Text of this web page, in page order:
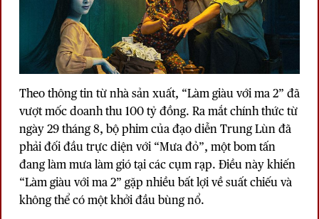
Theo thông tin từ nhà sản xuất, “Làm giàu với ma 2” đã
vượt mốc doanh thu 100 tỷ đồng. Ra mắt chính thức từ
ngày 29 tháng 8, bộ phim của đạo diễn Trung Lùn đã
phải đối đầu trực diện với “Mưa đỏ”, một bom tấn
đang làm mưa làm gió tại các cụm rạp. Điều này khiến
“Làm giàu với ma 2” gặp nhiều bất lợi về suất chiếu và
không thể có một khởi đầu bùng nổ.